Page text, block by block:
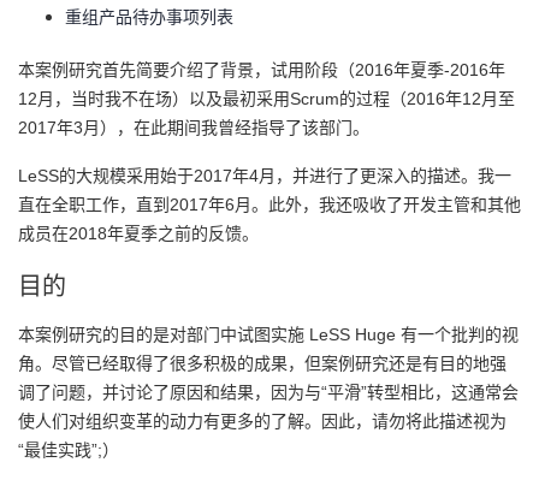
博
的
坛
我
圈
子
的
直
播
我
的
活
动
我
的
关
注
我
的
开
我
的
我
重组产品待办事项列表
本案例研究首先简要介绍了背景，试用阶段（2016年夏季-2016年
12月，当时我不在场）以及最初采用Scrum的过程（2016年12月至
2017年3月），在此期间我曾经指导了该部门。
LeSS的大规模采用始于2017年4月，并进行了更深入的描述。我一
直在全职工作，直到2017年6月。此外，我还吸收了开发主管和其他
成员在2018年夏季之前的反馈。
目的
本案例研究的目的是对部门中试图实施 LeSS Huge 有一个批判的视
角。尽管已经取得了很多积极的成果，但案例研究还是有目的地强
调了问题，并讨论了原因和结果，因为与“平滑”转型相比，这通常会
使人们对组织变革的动力有更多的了解。因此，请勿将此描述视为
“最佳实践”;）